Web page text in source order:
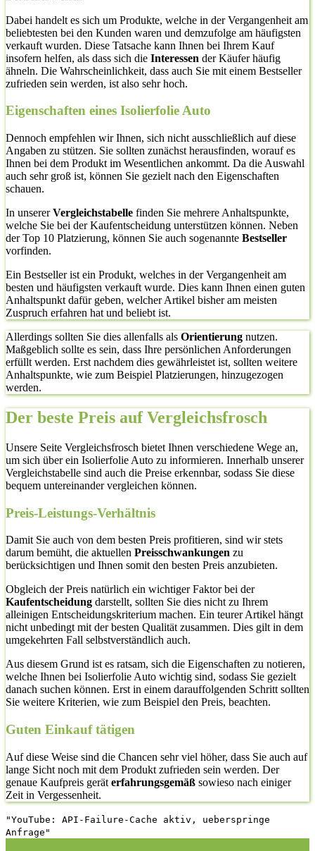
Dabei handelt es sich um Produkte, welche in der Vergangenheit am
beliebtesten bei den Kunden waren und demzufolge am häufigsten
verkauft wurden. Diese Tatsache kann Ihnen bei Ihrem Kauf
insofern helfen, als dass sich die Interessen der Käufer häufig
ähneln. Die Wahrscheinlichkeit, dass auch Sie mit einem Bestseller
zufrieden sein werden, ist also sehr hoch.
Eigenschaften eines Isolierfolie Auto
Dennoch empfehlen wir Ihnen, sich nicht ausschließlich auf diese
Angaben zu stützen. Sie sollten zunächst herausfinden, worauf es
Ihnen bei dem Produkt im Wesentlichen ankommt. Da die Auswahl
auch sehr groß ist, können Sie gezielt nach den Eigenschaften
schauen.
In unsererVergleichstabelle finden Sie mehrere Anhaltspunkte,
welche Sie bei der Kaufentscheidung unterstützen können. Neben
der Top 10 Platzierung, können Sie auch sogenannte Bestseller
vorfinden.
Ein Bestseller ist ein Produkt, welches in der Vergangenheit am
besten und häufigsten verkauft wurde. Dies kann Ihnen einen guten
Anhaltspunkt dafür geben, welcher Artikel bisher am meisten
Zuspruch erfahren hat und beliebt ist.
Allerdings sollten Sie dies allenfalls als Orientierung nutzen.
Maßgeblich sollte es sein, dass Ihre persönlichen Anforderungen
erfüllt werden. Erst nachdem dies gewährleistet ist, sollten weitere
Anhaltspunkte, wie zum Beispiel Platzierungen, hinzugezogen
werden.
Der beste Preis auf Vergleichsfrosch
Unsere Seite Vergleichsfrosch bietet Ihnen verschiedene Wege an,
um sich über ein Isolierfolie Auto zu informieren. Innerhalb unserer
Vergleichstabelle sind auch die Preise erkennbar, sodass Sie diese
bequem untereinander vergleichen können.
Preis-Leistungs-Verhältnis
Damit Sie auch von dem besten Preis profitieren, sind wir stets
darum bemüht, die aktuellen Preisschwankungen zu
berücksichtigen und Ihnen somit den besten Preis anzubieten.
Obgleich der Preis natürlich ein wichtiger Faktor bei der
Kaufentscheidung darstellt, sollten Sie dies nicht zu Ihrem
alleinigen Entscheidungskriterium machen. Ein teurer Artikel hängt
nicht unbedingt mit der besten Qualität zusammen. Dies gilt in dem
umgekehrten Fall selbstverständlich auch.
Aus diesem Grund ist es ratsam, sich die Eigenschaften zu notieren,
welche Ihnen bei Isolierfolie Auto wichtig sind, sodass Sie gezielt
danach suchen können. Erst in einem darauffolgenden Schritt sollten
Sie weitere Kriterien, wie zum Beispiel den Preis, beachten.
Guten Einkauf tätigen
Auf diese Weise sind die Chancen sehr viel höher, dass Sie auch auf
lange Sicht noch mit dem Produkt zufrieden sein werden. Der
genaue Kaufpreis gerät erfahrungsgemäß sowieso nach einiger
Zeit in Vergessenheit.
"YouTube: API-Failure-Cache aktiv, ueberspringe
Anfrage"